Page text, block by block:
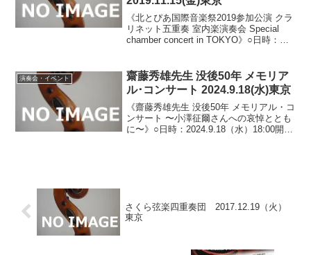
《北とぴあ国際音楽祭2019参加公演 クラ
リネット五重奏 室内楽演奏会 Special
chamber concert in TOKYO》○日時：
京...
演奏会・イベント
齋藤秀雄先生 没後50年 メモリア
ル･コンサート 2024.9.18(水)東京
《齋藤秀雄先生 没後50年 メモリアル・コ
ンサート 〜小澤征爾さんへの哀悼ととも
に〜》○日時：2024.9.18（水）18:00開
さくら弦楽四重奏団 2017.12.19（火）
東京